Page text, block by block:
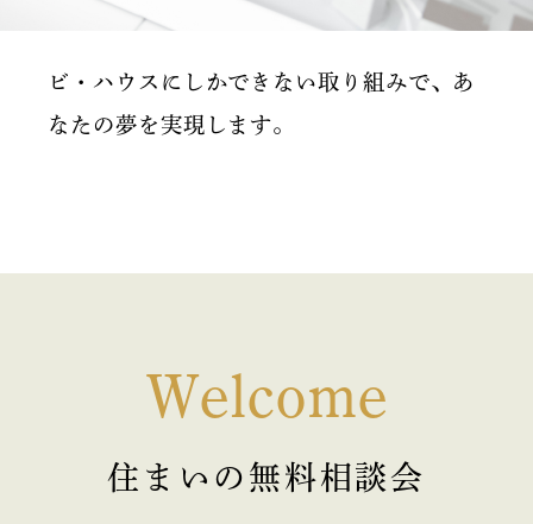
ビ・ハウスにしかできない取り組みで、あ
なたの夢を実現します。
Welcome
住まいの無料相談会